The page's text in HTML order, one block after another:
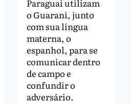
Paraguai utilizam
o Guarani, junto
com sua língua
materna, o
espanhol, para se
comunicar dentro
de campo e
confundir o
adversário.